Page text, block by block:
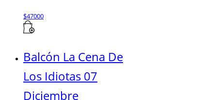
$47000
Balcón La Cena De
Los Idiotas 07
Diciembre